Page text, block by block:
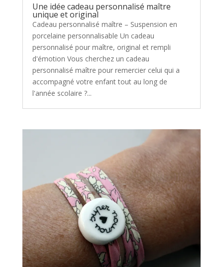
Une idée cadeau personnalisé maître
unique et original
Cadeau personnalisé maître – Suspension en
porcelaine personnalisable Un cadeau
personnalisé pour maître, original et rempli
d'émotion Vous cherchez un cadeau
personnalisé maître pour remercier celui qui a
accompagné votre enfant tout au long de
l'année scolaire ?...